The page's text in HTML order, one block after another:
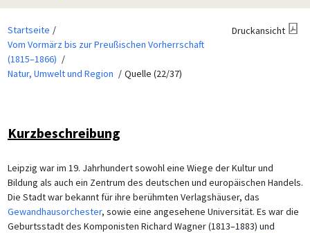
Startseite
Vom Vormärz bis zur Preußischen Vorherrschaft
(1815–1866)
Natur, Umwelt und Region
Quelle (22/37)
Druckansicht
Kurzbeschreibung
Leipzig war im 19. Jahrhundert sowohl eine Wiege der Kultur und
Bildung als auch ein Zentrum des deutschen und europäischen Handels.
Die Stadt war bekannt für ihre berühmten Verlagshäuser, das
Gewandhausorchester, sowie eine angesehene Universität. Es war die
Geburtsstadt des Komponisten Richard Wagner (1813–1883) und